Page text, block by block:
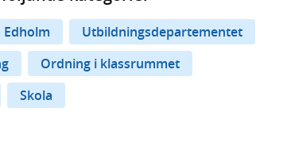
Edholm
Utbildningsdepartementet
Ordning i klassrummet
Skola